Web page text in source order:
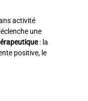
activité
une
: la
positive, le